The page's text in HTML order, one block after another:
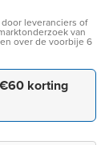
leveranciers of
van
over de voorbije 6
korting